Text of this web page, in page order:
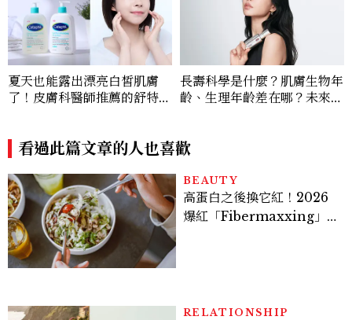
夏天也能露出漂亮白皙肌膚
了！皮膚科醫師推薦的舒特膚
五大肌膚敏弱問題！
長壽科學是什麼？肌膚生物年
齡、生理年齡差在哪？未來抗
看過此篇文章的人也喜歡
BEAUTY
高蛋白之後換它紅！2026
爆紅「Fibermaxxing」
RELATIONSHIP